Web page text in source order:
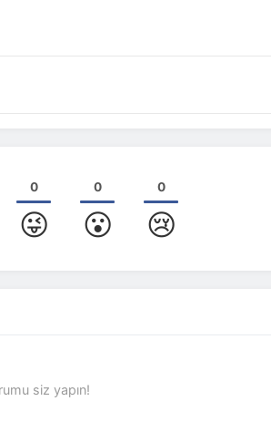
0
😜
0
😮
0
😢
siz yapın!